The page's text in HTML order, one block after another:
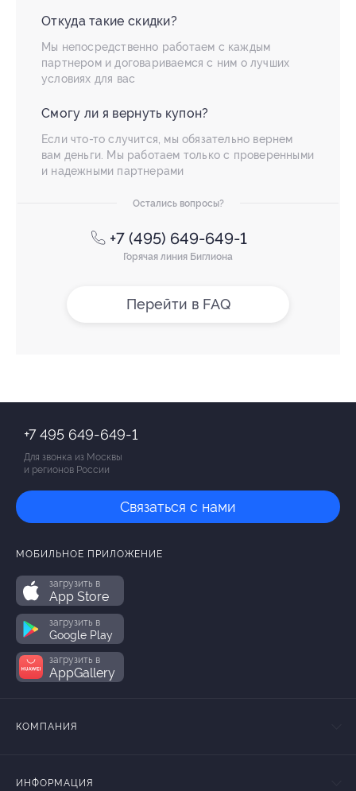
Откуда такие скидки?
Мы непосредственно работаем с каждым
партнером и договариваемся с ним о лучших
условиях для вас
Смогу ли я вернуть купон?
Если что-то случится, мы обязательно вернем
вам деньги. Мы работаем только с проверенными
и надежными партнерами
Остались вопросы?
+7 (495) 649-649-1
Горячая линия Биглиона
Перейти в FAQ
+7 495 649-649-1
Для звонка из Москвы
и регионов России
Связаться с нами
МОБИЛЬНОЕ ПРИЛОЖЕНИЕ
загрузить в
App Store
загрузить в
Google Play
загрузить в
AppGallery
КОМПАНИЯ
ИНФОРМАЦИЯ